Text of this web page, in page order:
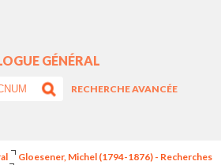
GÉNÉRAL
RECHERCHE AVANCÉE
Gloesener, Michel (1794-1876) - Recherches